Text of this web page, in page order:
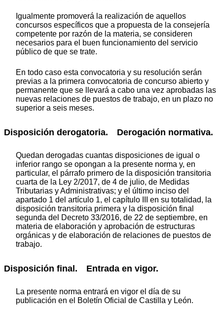
Igualmente promoverá la realización de aquellos
concursos específicos que a propuesta de la consejería
competente por razón de la materia, se consideren
necesarios para el buen funcionamiento del servicio
público de que se trate.
En todo caso esta convocatoria y su resolución serán
previas a la primera convocatoria de concurso abierto y
permanente que se llevará a cabo una vez aprobadas las
nuevas relaciones de puestos de trabajo, en un plazo no
superior a seis meses.
Disposición derogatoria. Derogación normativa.
Quedan derogadas cuantas disposiciones de igual o
inferior rango se opongan a la presente norma y, en
particular, el párrafo primero de la disposición transitoria
cuarta de la Ley 2/2017, de 4 de julio, de Medidas
Tributarias y Administrativas; y el último inciso del
apartado 1 del artículo 1, el capítulo III en su totalidad, la
disposición transitoria primera y la disposición final
segunda del Decreto 33/2016, de 22 de septiembre, en
materia de elaboración y aprobación de estructuras
orgánicas y de elaboración de relaciones de puestos de
trabajo.
Disposición final. Entrada en vigor.
La presente norma entrará en vigor el día de su
publicación en el Boletín Oficial de Castilla y León.